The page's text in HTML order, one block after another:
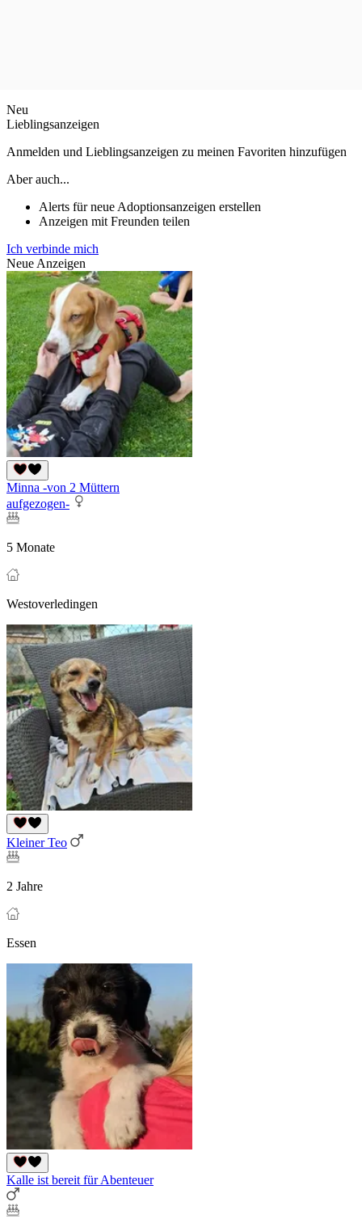
Neu
Lieblingsanzeigen
Anmelden und Lieblingsanzeigen zu meinen Favoriten hinzufügen
Aber auch...
Alerts für neue Adoptionsanzeigen erstellen
Anzeigen mit Freunden teilen
Ich verbinde mich
Neue Anzeigen
Minna -von 2 Müttern
aufgezogen-
5 Monate
Westoverledingen
Kleiner Teo
2 Jahre
Essen
Kalle ist bereit für Abenteuer